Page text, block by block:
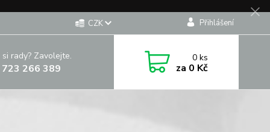
CZK Přihlášení
rady? Zavolejte.
266 389
0ks
za 0 Kč